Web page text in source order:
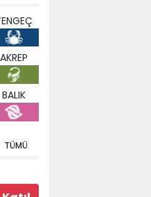
AKREP
BALIK
TÜMÜ